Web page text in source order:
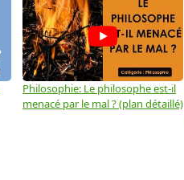
Philosophie: Le philosophe est-il
menacé par le mal ? (plan détaillé)